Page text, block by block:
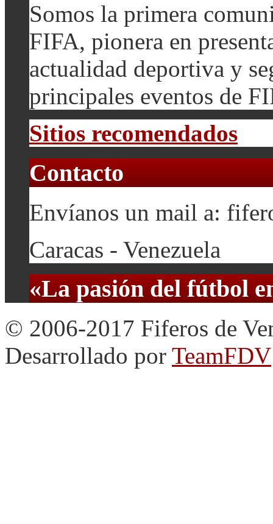
Somos la primera
FIFA, pionera en
actualidad deportiva y
principales eventos de
Sitios recomendados
Contacto
Envíanos un mail a:
Caracas - Venezuela
«La pasión del fútbol
© 2006-2017 Fiferos de
Desarrollado por TeamFDV